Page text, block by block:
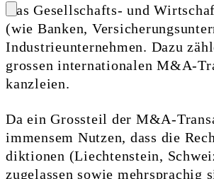
Das Gesellschafts- und
(wie Banken,
Industrieunternehmen. Dazu
grossen inter­nationalen M&A-
kanzleien.
Da ein Grossteil der M&A-
immensem Nutzen, dass die
diktionen (Liechtenstein,
zugelassen sowie mehr­sprachig